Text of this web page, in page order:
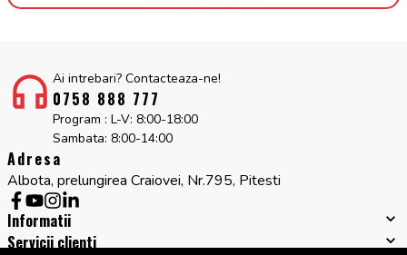
Ai intrebari? Contacteaza-ne!
0758 888 777
Program : L-V: 8:00-18:00
Sambata: 8:00-14:00
Adresa
Albota, prelungirea Craiovei, Nr.795, Pitesti
Informatii
Servicii clienti